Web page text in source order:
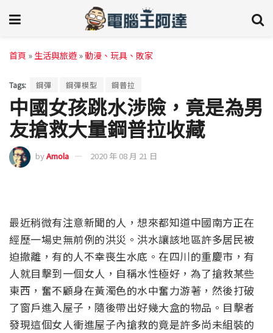
首頁 » 生活與旅遊 » 動漫、玩具、敗家
Tags: 鋼彈 鋼彈模型 鋼普拉
中國女孩跳水涉險，竟是為男
友搶救大量鋼普拉收藏
byAmola 2020 年 08 月 21 日
最近稍微有注意新聞的人，想來都知道中國南方正在
經歷一場史無前例的洪災。洪水讓該地區許多居民被
迫撤離，有的人不幸喪生水底。在四川的重慶市，有
人就目擊到一個女人，自稱水性極好，為了搶救某些
東西，奮不顧身在黃濁色的水中奮力游著，然後打破
了窗戶進入屋子，隨後帶出好幾大盒的物品。目擊者
發現這個女人衝進屋子內搶救的竟是許多尚未組裝的